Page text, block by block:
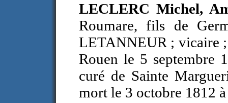
LECLERC Michel,
Roumare, fils de
LETANNEUR ; vicaire
Rouen le 5 septembre
curé de Sainte
mort le 3 octobre 1812